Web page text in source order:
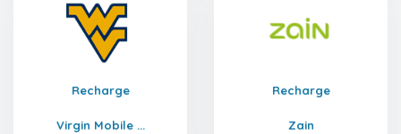
Recharge
Virgin Mobile ...
Recharge
Zain